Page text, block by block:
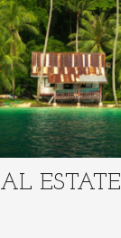
ESTATE